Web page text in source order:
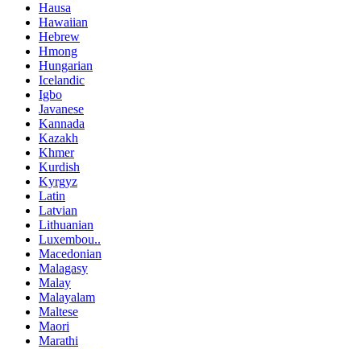
Hausa
Hawaiian
Hebrew
Hmong
Hungarian
Icelandic
Igbo
Javanese
Kannada
Kazakh
Khmer
Kurdish
Kyrgyz
Latin
Latvian
Lithuanian
Luxembou..
Macedonian
Malagasy
Malay
Malayalam
Maltese
Maori
Marathi